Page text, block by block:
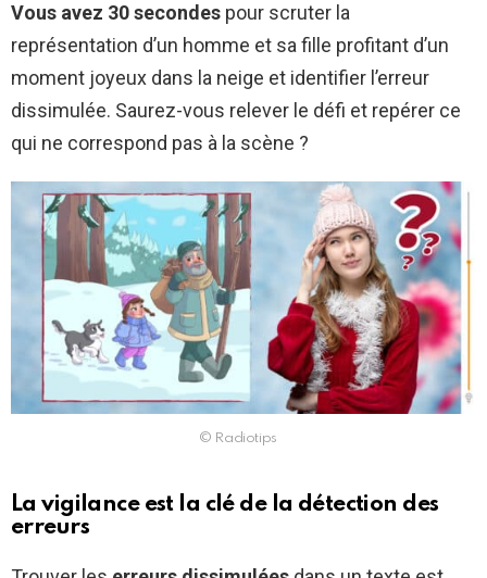
Vous avez 30 secondes pour scruter la
représentation d’un homme et sa fille profitant d’un
moment joyeux dans la neige et identifier l’erreur
dissimulée. Saurez-vous relever le défi et repérer ce
qui ne correspond pas à la scène ?
© Radiotips
La vigilance est la clé de la détection des
erreurs